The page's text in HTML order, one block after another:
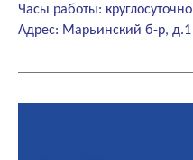
Часы работы: круглосуточно
Адрес: Марьинский б-р, д.1